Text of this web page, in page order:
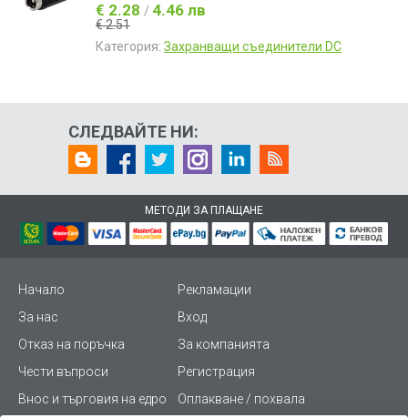
€ 2.28 / 4.46 лв
€ 2.51
Категория: Захранващи съединители DC
СЛЕДВАЙТЕ НИ:
МЕТОДИ ЗА ПЛАЩАНЕ
Начало
Рекламации
За нас
Вход
Отказ на поръчка
За компанията
Чести въпроси
Регистрация
Внос и търговия на едро
Оплакване / похвала